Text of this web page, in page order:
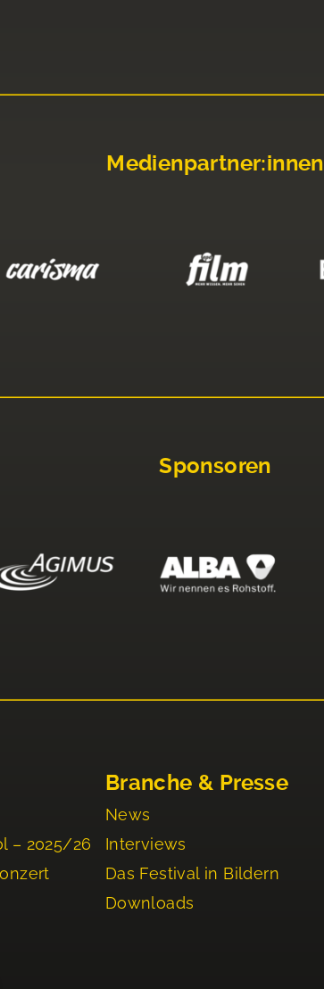
Medienpartner:innen
Sponsoren
– 2025/26
Branche & Presse
News
Interviews
Das Festival in Bildern
Downloads